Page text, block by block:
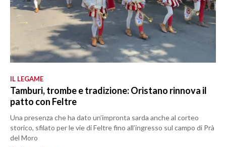
IL LEGAME
Tamburi, trombe e tradizione: Oristano rinnova il
patto con Feltre
Una presenza che ha dato un’impronta sarda anche al corteo
storico, sfilato per le vie di Feltre fino all’ingresso sul campo di Prà
del Moro